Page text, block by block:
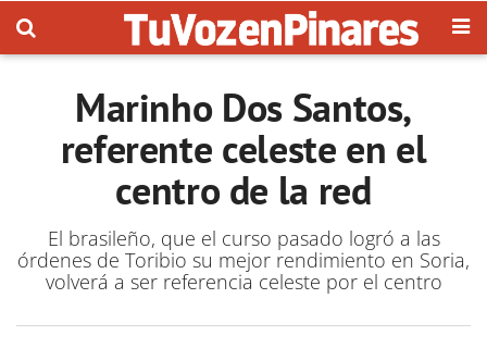
Marinho Dos Santos,
referente celeste en el
centro de la red
El brasileño, que el curso pasado logró a las
órdenes de Toribio su mejor rendimiento en Soria,
volverá a ser referencia celeste por el centro